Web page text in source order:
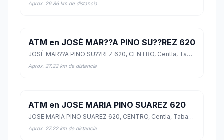
Aprox. 26.86 km de distancia
ATM en JOSÉ MAR??A PINO SU??REZ 620
JOSÉ MAR??A PINO SU??REZ 620, CENTRO, Centla, Tabasco
Aprox. 27.22 km de distancia
ATM en JOSE MARIA PINO SUAREZ 620
JOSE MARIA PINO SUAREZ 620, CENTRO, Centla, Tabasco
Aprox. 27.22 km de distancia